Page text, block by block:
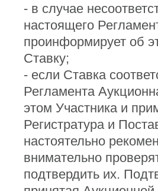
- в случае
настоящего
проинформирует об
Ставку;
- если Ставка
Регламента
этом Участника и
Регистратура и
настоятельно
внимательно
подтвердить их.